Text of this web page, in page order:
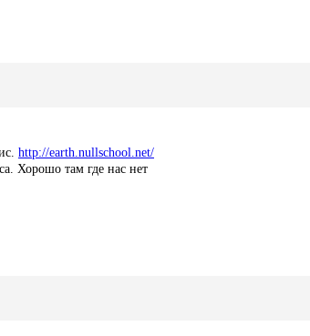
http://earth.nullschool.net/
Хорошо там где нас нет